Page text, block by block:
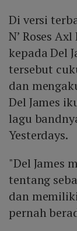
Di versi
N’ Roses
kepada Del
tersebut
dan
Del James
lagu
Yesterdays.
"Del James
tentang
dan
pernah